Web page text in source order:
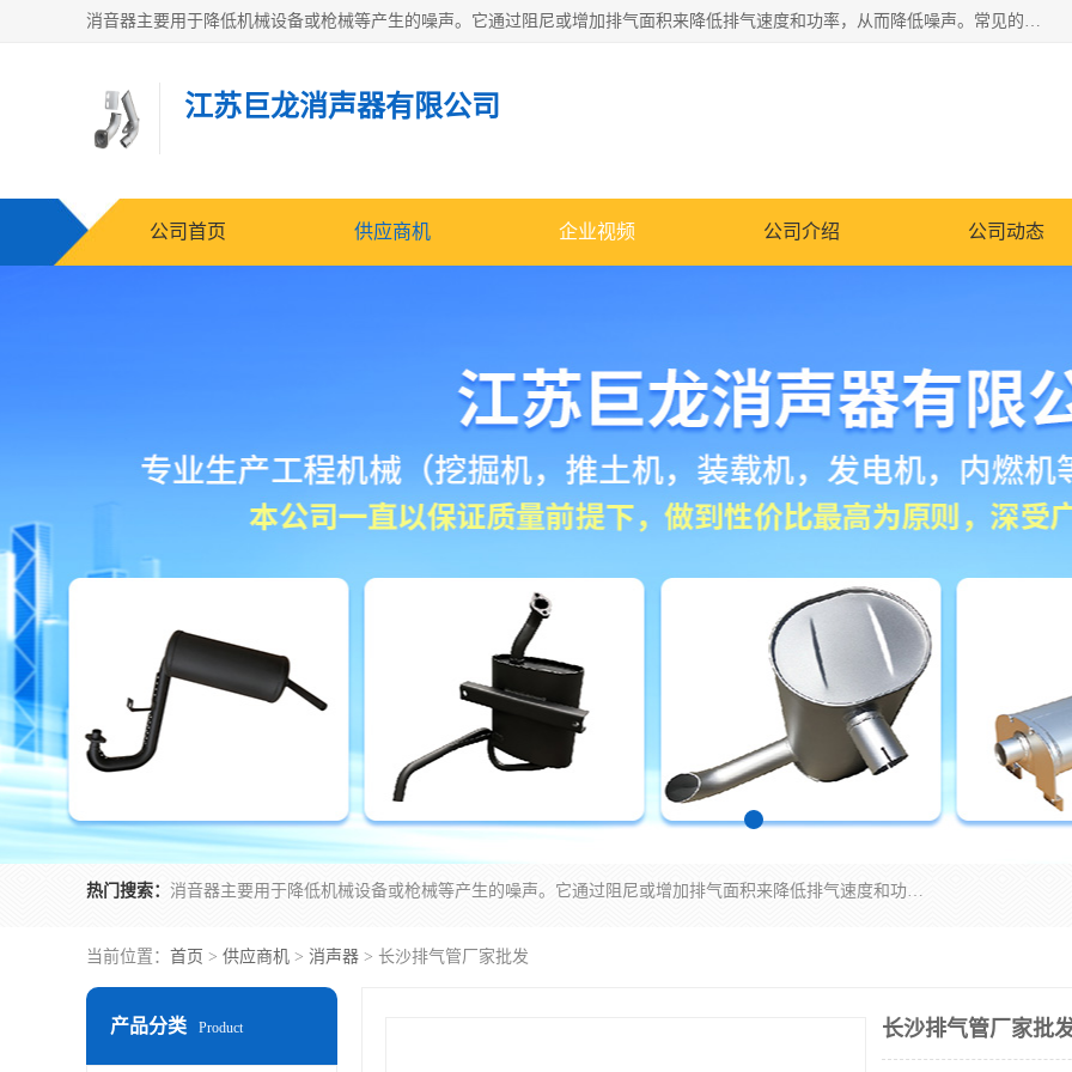
消音器主要用于降低机械设备或枪械等产生的噪声。它通过阻尼或增加排气面积来降低排气速度和功率，从而降低噪声。常见的消音器类型包括阻性消声器、抗性消声器、共振消声器以及阻抗复合式消声器等。这些消音器各有特点，适用于不同频率的噪声消除。
江苏巨龙消声器有限公司
公司首页 供应商机 企业视频 公司介绍 公司动态
热门搜索： 消音器主要用于降低机械设备或枪械等产生的噪声。它通过阻尼或增加排气面积来降低排气速度和功率，从而降低噪声。常见的消音器类型包括阻性消声器、抗性消声器、共振消声器以及阻抗复合式消声器等。这些消音器各有特点，适用于不同频率的噪声消除。
当前位置： 首页 > 供应商机 > 消声器 > 长沙排气管厂家批发
产品分类 Product 长沙排气管厂家批